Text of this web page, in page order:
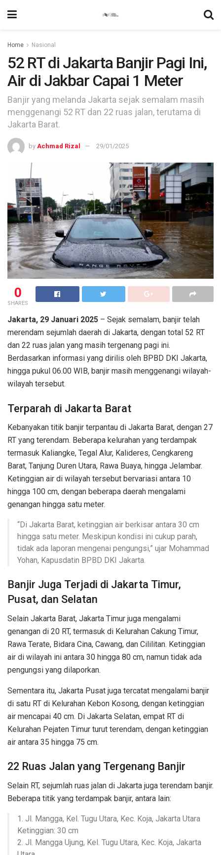
Home Nasional
52 RT di Jakarta Banjir Pagi Ini,
Air di Jakbar Capai 1 Meter
Banjir yang melanda Jakarta sejak semalam masih
menggenangi 52 RT dan 22 ruas jalan, terutama di
Jakarta Barat.
by Achmad Rizal 29/01/2025
0
SHARES
Jakarta, 29 Januari 2025 – Sejak semalam, banjir telah
merendam sejumlah daerah di Jakarta, dengan total 52 RT
dan 22 ruas jalan yang masih tergenang pagi ini.
Berdasarkan informasi yang dirilis oleh BPBD DKI Jakarta,
hingga pukul 06.00 WIB, banjir masih menggenangi wilayah-
wilayah tersebut.
Terparah di Jakarta Barat
Kebanyakan titik banjir terpantau di Jakarta Barat, dengan 27
RT yang terendam. Beberapa kelurahan yang terdampak
termasuk Kaliangke, Tegal Alur, Kalideres, Cengkareng
Barat, Tanjung Duren Utara, Rawa Buaya, hingga Jelambar.
Ketinggian air di wilayah tersebut bervariasi antara 10
hingga 100 cm, dengan beberapa daerah mengalami
genangan hingga satu meter.
“Di Jakarta Barat, ketinggian air berkisar antara 30 cm
hingga satu meter. Meskipun kondisi ini cukup parah,
tidak ada laporan mengenai pengungsi,” ujar Mohammad
Yohan, Kapusdatin BPBD DKI Jakarta.
Banjir Juga Terjadi di Jakarta Timur,
Pusat, dan Selatan
Selain Jakarta Barat, Jakarta Timur juga mengalami
genangan di 20 RT, termasuk di Kelurahan Cakung Timur,
Rawa Terate, Bidara Cina, Cawang, dan Cililitan. Ketinggian
air di wilayah ini antara 30 hingga 80 cm, namun tidak ada
pengungsi yang dilaporkan.
Sementara itu, Jakarta Pusat juga tercatat mengalami banjir
di satu RT di Kelurahan Kebon Kosong, dengan ketinggian
air mencapai 40 cm. Di Jakarta Selatan, empat RT di
Kelurahan Pejaten Timur turut terendam, dengan ketinggian
air antara 35 hingga 75 cm.
22 Ruas Jalan yang Tergenang Banjir
Selain RT, sejumlah ruas jalan di Jakarta juga terendam banjir.
Beberapa titik yang terdampak banjir, antara lain:
1. Jl. Mangga, Kel. Tugu Utara, Kec. Koja, Jakarta Utara
Ketinggian: 30 cm
2. Jl. Mangga Ujung, Kel. Tugu Utara, Kec. Koja, Jakarta